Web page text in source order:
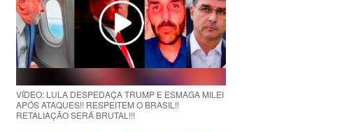
VÍDEO: LULA DESPEDAÇA TRUMP E ESMAGA MILEI
APÓS ATAQUES!! RESPEITEM O BRASIL!!
RETALIAÇÃO SERÁ BRUTAL!!!